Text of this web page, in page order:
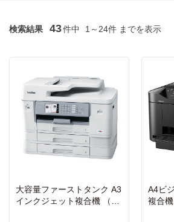
検索結果 43件中 1～24件 までを表示
大容量ファーストタンク A3
インクジェット複合機 （FA
A4ビ
複合